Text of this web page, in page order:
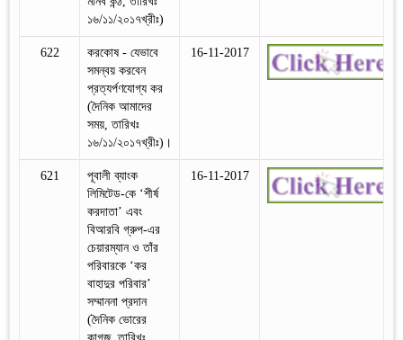
১৬/১১/২০১৭খ্রীঃ)
622
করকোষ - যেভাবে
সমন্বয় করবেন
প্রত্যর্পণযোগ্য কর
(দৈনিক আমাদের
সময়, তারিখঃ
১৬/১১/২০১৭খ্রীঃ)।
16-11-2017
621
পূবালী ব্যাংক
লিমিটেড-কে ‘শীর্ষ
করদাতা’ এবং
বিআরবি গ্রুপ-এর
চেয়ারম্যান ও তাঁর
পরিবারকে ‘কর
বাহাদুর পরিবার’
সম্মাননা প্রদান
(দৈনিক ভোরের
16-11-2017